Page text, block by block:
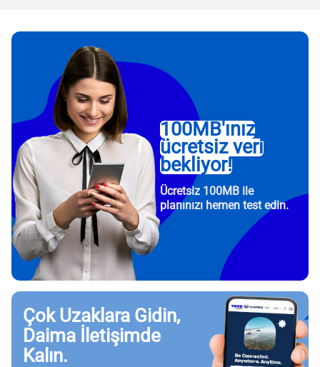
100MB'ınız
ücretsiz veri
bekliyor!
Ücretsiz 100MB ile
planınızı hemen test edin.
Çok Uzaklara Gidin,
Daima İletişimde
Kalın.